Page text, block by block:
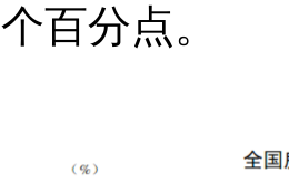
个百分点。